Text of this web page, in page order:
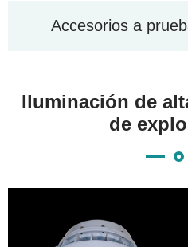
Accesorios a
Iluminación de
de